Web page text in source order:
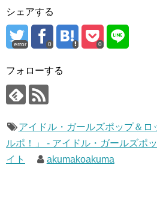
シェアする
error 0 0
フォローする
アイドル・ガールズポップ＆ロ
ルポ！」 - アイドル・ガールズポ
イト
akumakoakuma